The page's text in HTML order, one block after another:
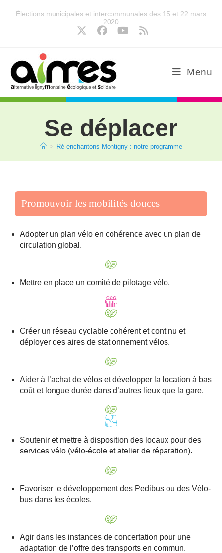
Élections municipales et intercommunales des 15 et 22 mars
2020
Menu
Se déplacer
> Ré-enchantons Montigny : notre programme
Promouvoir les mobilités douces
Adopter un plan vélo en cohérence avec un plan de
circulation global.
Mettre en place un comité de pilotage vélo.
Créer un réseau cyclable cohérent et continu et
déployer des aires de stationnement vélos.
Aider à l’achat de vélos et développer la location à bas
coût et longue durée dans d’autres lieux que la gare.
Soutenir et mettre à disposition des locaux pour des
services vélo (vélo-école et atelier de réparation).
Favoriser le développement des Pedibus ou des Vélo-
bus dans les écoles.
Agir dans les instances de concertation pour une
adaptation de l’offre des transports en commun.